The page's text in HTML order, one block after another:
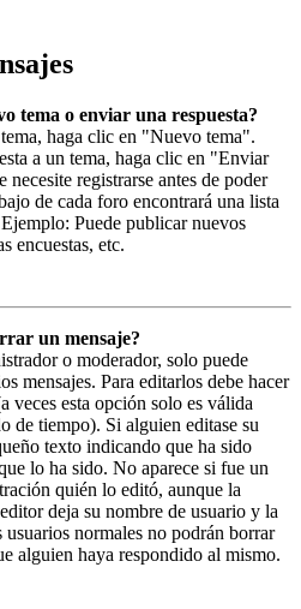
tema o enviar una respuesta?
haga clic en "Nuevo tema".
a un tema, haga clic en "Enviar
necesite registrarse antes de poder
de cada foro encontrará una lista
Puede publicar nuevos
encuestas, etc.
un mensaje?
o moderador, solo puede
mensajes. Para editarlos debe hacer
veces esta opción solo es válida
de tiempo). Si alguien editase su
texto indicando que ha sido
lo ha sido. No aparece si fue un
quién lo editó, aunque la
deja su nombre de usuario y la
normales no podrán borrar
alguien haya respondido al mismo.